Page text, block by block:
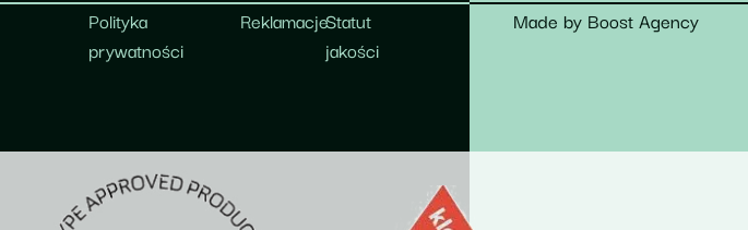
Polityka
prywatności
ReklamacjeStatut
jakości
Made by Boost Agency